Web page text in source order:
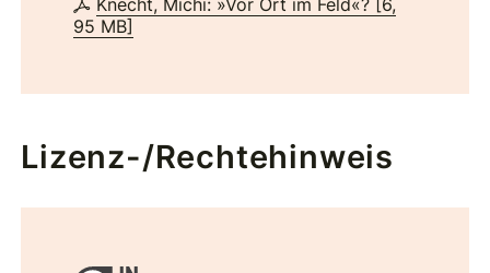
Knecht, Michi: »Vor Ort im Feld«? [6,
95 MB]
Lizenz-/Rechtehinweis